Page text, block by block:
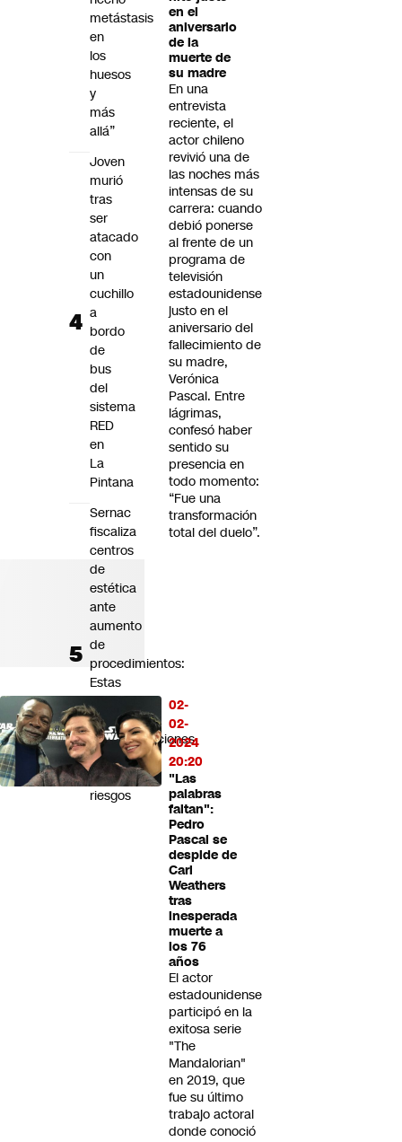
en el
aniversario
de la
muerte de
su madre
En una
entrevista
reciente, el
actor chileno
revivió una de
las noches más
intensas de su
carrera: cuando
debió ponerse
al frente de un
programa de
televisión
estadounidense
justo en el
aniversario del
fallecimiento de
su madre,
Verónica
Pascal. Entre
lágrimas,
confesó haber
sentido su
presencia en
todo momento:
“Fue una
transformación
total del duelo”.
02-
02-
2024
20:20
"Las
palabras
faltan":
Pedro
Pascal se
despide de
Carl
Weathers
tras
inesperada
muerte a
los 76
años
El actor
estadounidense
participó en la
exitosa serie
"The
Mandalorian"
en 2019, que
fue su último
trabajo actoral
donde conoció
metástasis
en
los
huesos
y
más
allá”
Joven
murió
tras
ser
atacado
con
un
cuchillo
a
bordo
de
bus
del
sistema
RED
en
La
Pintana
Sernac
fiscaliza
centros
de
estética
ante
aumento
de
procedimientos:
Estas
son
las
recomendaciones
para
evitar
riesgos